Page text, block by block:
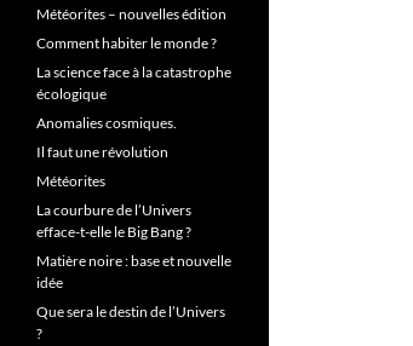
Météorites – nouvelles édition
Comment habiter le monde ?
La science face à la catastrophe
écologique
Anomalies cosmiques.
Il faut une révolution
Météorites
La courbure de l’Univers
efface-t-elle le Big Bang ?
Matière noire : base et nouvelle
idée
Que sera le destin de l’Univers
?